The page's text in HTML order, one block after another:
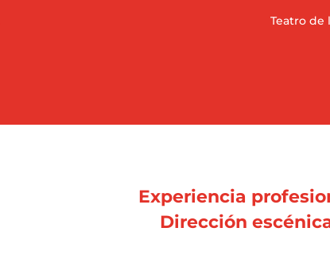
Teatro de
Experiencia
Dirección